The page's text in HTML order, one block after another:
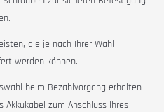
die je nach Ihrer Wahl
werden können.
beim Bezahlvorgang erhalten
zum Anschluss Ihres